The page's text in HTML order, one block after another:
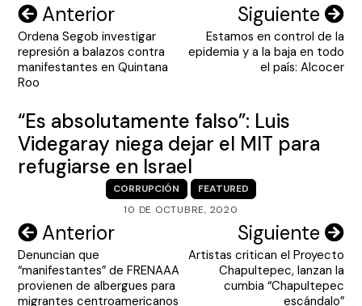
Navegación
de
entradas
Anterior
Ordena Segob investigar
represión a balazos contra
manifestantes en Quintana
Roo
Siguiente
Estamos en control de la
epidemia y a la baja en todo
el país: Alcocer
“Es absolutamente falso”: Luis
Videgaray niega dejar el MIT para
refugiarse en Israel
CORRUPCIÓN
FEATURED
10 DE OCTUBRE, 2020
Navegación
de
entradas
Anterior
Denuncian que
“manifestantes” de FRENAAA
provienen de albergues para
migrantes centroamericanos
Siguiente
Artistas critican el Proyecto
Chapultepec, lanzan la
cumbia “Chapultepec
escándalo”